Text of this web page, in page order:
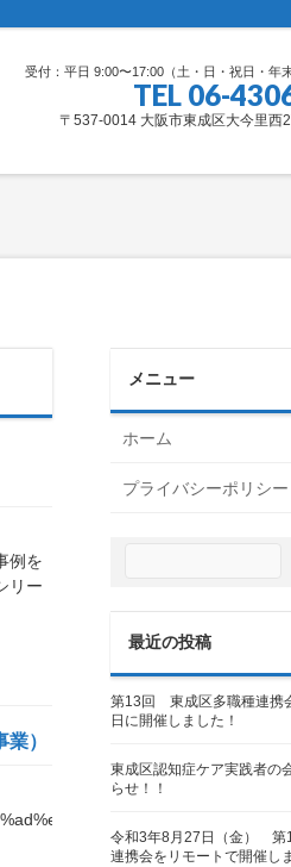
受付：平日 9:00〜17:00（土・日・祝日・年
TEL 06-
〒537-0014 大阪市東成区大今里西
例を
リー
）
メニュー
ホーム
プライバシーポリシー
最近の投稿
第13回 東成区多職種連携
日に開催しました！
東成区認知症ケア実践者の
らせ！！
令和3年8月27日（金） 第
連携会をリモートで開催し